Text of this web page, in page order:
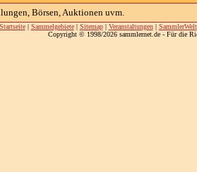
Börsen, Auktionen uvm.
Startseite| Sammelgebiete| Sitemap| Veranstaltungen| SammlerWelt
Copyright © 1998/2026 sammlernet.de - Für die